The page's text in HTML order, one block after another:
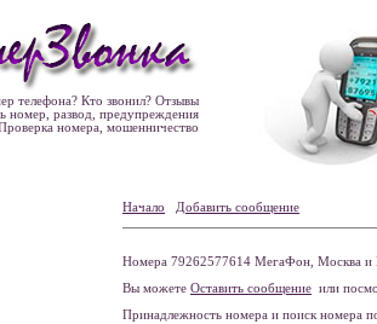
телефона? Кто звонил? Отзывы
номер, развод, предупреждения
номера, мошенничество
Начало Добавить сообщение
Номера 79262577614 МегаФон, Москва и
Вы можете Оставить сообщение или
Принадлежность номера и поиск номера